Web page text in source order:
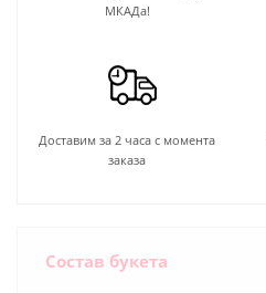
МКАДа!
Доставим за 2 часа с момента
заказа
Состав букета